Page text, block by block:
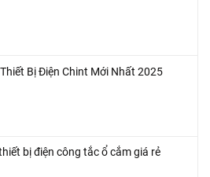
Bị Điện Chint Mới Nhất 2025
bị điện công tắc ổ cắm giá rẻ